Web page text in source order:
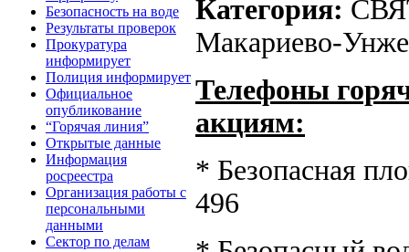
Безопасность на воде
Результаты проверок
Прокуратура
информирует
Полиция информирует
Официальное
опубликование
“Горячая линия”
Открытые данные
Информация
росреестра
Организация работы с
персональными
данными
Сектор по делам
Категория:
Макариево-
Телефоны
акциям:
* Безопасная
496